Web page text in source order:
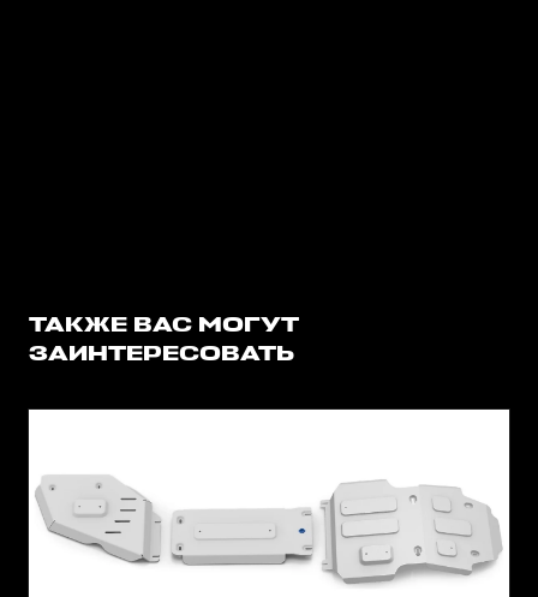
ТАКЖЕ ВАС МОГУТ
ЗАИНТЕРЕСОВАТЬ